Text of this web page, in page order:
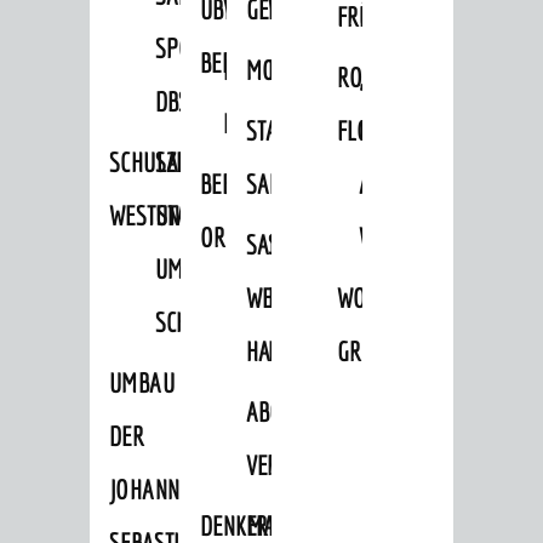
SPORTHALLE
DBS
SCHULZENTRUM
WESTSTADT
SANIERUNG-
UND
UMBAUMASSNAHME S
CHLOSS
UMBAU
DER
JOHANN-
ÜBER
BEBAUUNGSPLÄNE
VERFAHREN
BEBAUUNGSPLÄNE
KERNSTADT
BEBAUUNGSPLÄNE
ORTSTEILE
EINZELHANDELSKONZEPT
MOBILFUNKKONZEPT
LÄRMAKTIONSPLAN
STADTERNEUERUNG/-
SANIERUNG
SANIERUNG
WESTLICH
HAUPTBAHNHOF
SANIERUNGSGEBIET
HILDEBRANDSCHE
MÜHLE
ABGESCHLOSSENE
VERFAHREN
DENKMALSCHUTZ
ERHALTUNGSSATZUNGEN
FRÜHLING
HERBST
RODENSTEINER
FLOHMARKT
„WOINEM
LIVE“
AM
WINDECKPLATZ
WOCHENMARKT
GROOVE